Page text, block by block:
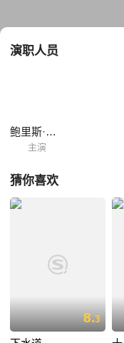
不满，他似乎不喜欢这个
演职人员
鲍里斯·德沃尔尼克
主演
猜你喜欢
8.3